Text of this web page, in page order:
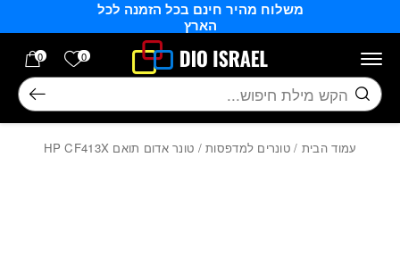
משלוח מהיר חינם בכל הזמנה לכל
הארץ
0 הרשימה
0
חיפוש
עמוד הבית / טונרים למדפסות/ טונר אדום תואם HP CF413X